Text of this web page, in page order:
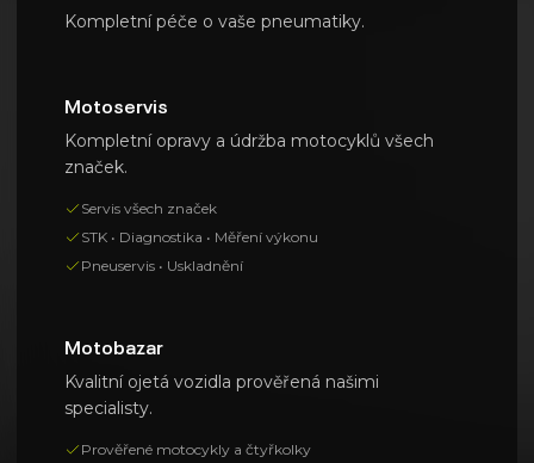
Kompletní péče o vaše pneumatiky.
Motoservis
Kompletní opravy a údržba motocyklů všech
značek.
Servis všech značek
STK • Diagnostika • Měření výkonu
Pneuservis • Uskladnění
Motobazar
Kvalitní ojetá vozidla prověřená našimi
specialisty.
Prověřené motocykly a čtyřkolky